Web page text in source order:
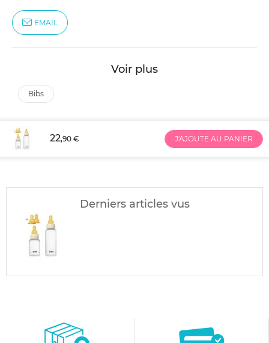
EMAIL
Voir plus
bibs
22,90 € J'AJOUTE AU PANIER
Derniers articles vus